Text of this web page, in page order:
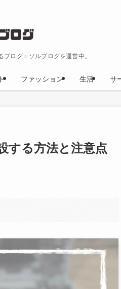
ログ＝ソルブログを運営中。
ファッション 生活 サ
する方法と注意点